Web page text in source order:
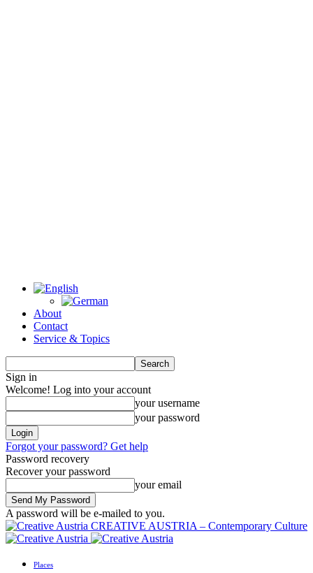
About
Contact
Service & Topics
Sign in
Welcome! Log into your account
your username
your password
Forgot your password? Get help
Password recovery
Recover your password
your email
A password will be e-mailed to you.
CREATIVE AUSTRIA – Contemporary Culture
Places